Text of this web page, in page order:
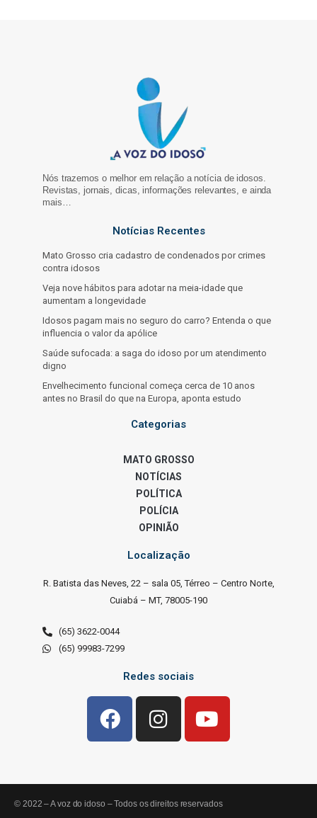
Nós trazemos o melhor em relação a notícia de idosos.
Revistas, jornais, dicas, informações relevantes, e ainda
mais…
Notícias Recentes
Mato Grosso cria cadastro de condenados por crimes
contra idosos
Veja nove hábitos para adotar na meia-idade que
aumentam a longevidade
Idosos pagam mais no seguro do carro? Entenda o que
influencia o valor da apólice
Saúde sufocada: a saga do idoso por um atendimento
digno
Envelhecimento funcional começa cerca de 10 anos
antes no Brasil do que na Europa, aponta estudo
Categorias
MATO GROSSO
NOTÍCIAS
POLÍTICA
POLÍCIA
OPINIÃO
Localização
R. Batista das Neves, 22 – sala 05, Térreo – Centro Norte,
Cuiabá – MT, 78005-190
(65) 3622-0044
(65) 99983-7299
Redes sociais
© 2022 – A voz do idoso – Todos os direitos reservados